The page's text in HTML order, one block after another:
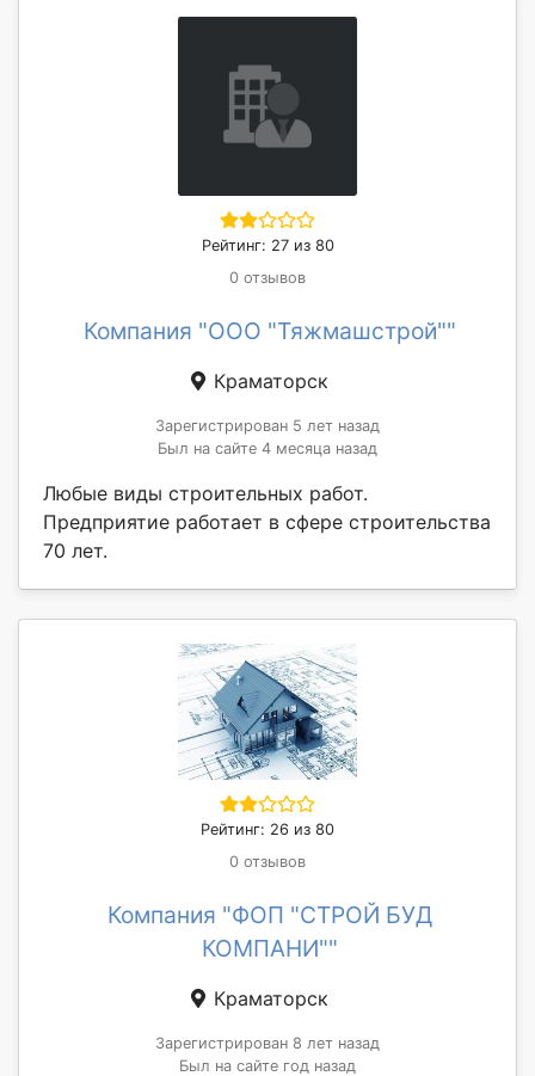
Рейтинг: 27 из 80
0 отзывов
Компания "ООО "Тяжмашстрой""
Краматорск
Зарегистрирован 5 лет назад
Был на сайте 4 месяца назад
Любые виды строительных работ.
Предприятие работает в сфере строительства
70 лет.
Рейтинг: 26 из 80
0 отзывов
Компания "ФОП "СТРОЙ БУД
КОМПАНИ""
Краматорск
Зарегистрирован 8 лет назад
Был на сайте год назад